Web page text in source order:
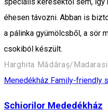
éhesen távozni. Abban is
a pálinka gyümölcsből, a sör
csokiból készült.
Harghita Mădăraș/
Menedékház Family-friendly
Schiorilor Mededékház